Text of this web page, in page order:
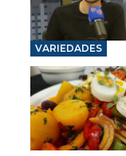
VARIEDADES